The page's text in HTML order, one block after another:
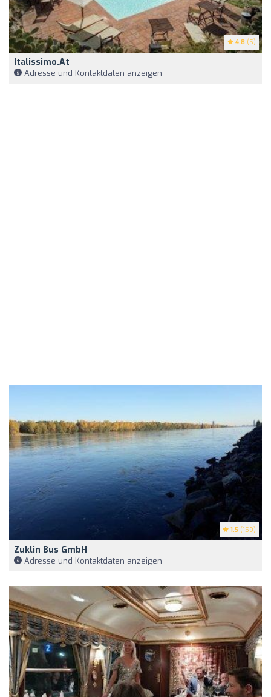
4.8 (5)
Italissimo.at
Adresse und Kontaktdaten anzeigen
1.5 (159)
Zuklin Bus GmbH
Adresse und Kontaktdaten anzeigen